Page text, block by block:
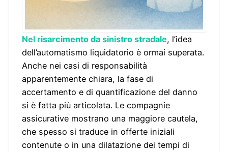
Nel risarcimento da sinistro stradale, l’idea
dell’automatismo liquidatorio è ormai superata.
Anche nei casi di responsabilità
apparentemente chiara, la fase di
accertamento e di quantificazione del danno
si è fatta più articolata. Le compagnie
assicurative mostrano una maggiore cautela,
che spesso si traduce in offerte iniziali
contenute o in una dilatazione dei tempi di